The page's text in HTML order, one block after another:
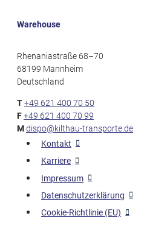
Warehouse
Rhenaniastraße 68–70
68199 Mannheim
Deutschland
T+49 621 400 70 50
F+49 621 400 70 99
Mdispo@kilthau-transporte.de
Kontakt
Karriere
Impressum
Datenschutzerklärung
Cookie-Richtlinie (EU)